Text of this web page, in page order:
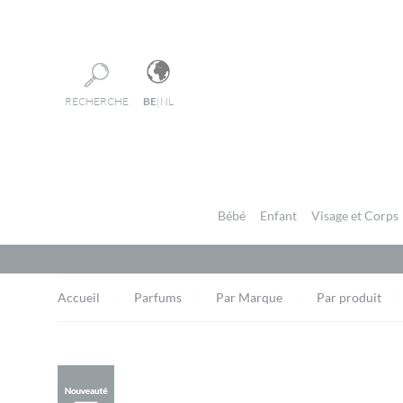
RECHERCHE BE| NL
Bébé Enfant Visage et Corps
Accueil Parfums Par Marque Par produit